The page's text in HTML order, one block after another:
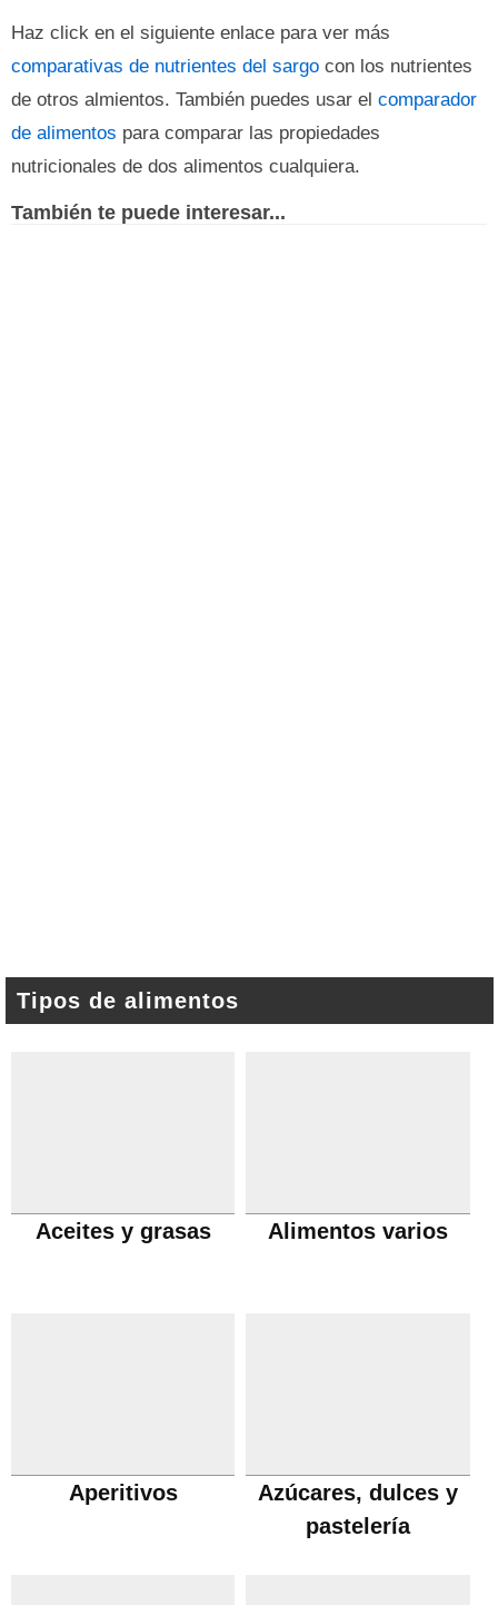
Haz click en el siguiente enlace para ver más
comparativas de nutrientes del sargo con los nutrientes
de otros almientos. También puedes usar el comparador
de alimentos para comparar las propiedades
nutricionales de dos alimentos cualquiera.
También te puede interesar...
Tipos de alimentos
Aceites y grasas Alimentos varios
Aperitivos
Azúcares, dulces y
pastelería